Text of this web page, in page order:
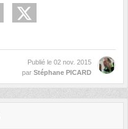
Publié le 02 nov. 2015
par Stéphane PICARD